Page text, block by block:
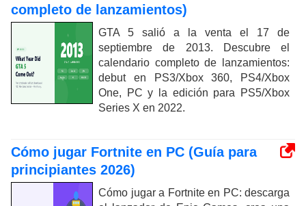
completo de lanzamientos)
GTA 5 salió a la venta el 17 de
septiembre de 2013. Descubre el
calendario completo de lanzamientos:
debut en PS3/Xbox 360, PS4/Xbox
One, PC y la edición para PS5/Xbox
Series X en 2022.
Cómo jugar Fortnite en PC (Guía para
principiantes 2026)
Cómo jugar a Fortnite en PC: descarga